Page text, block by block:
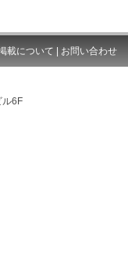
載について | お問い合わせ
6F